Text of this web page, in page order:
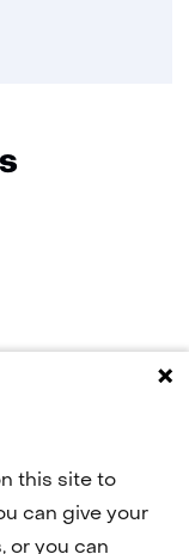
this site to
can give your
or you can